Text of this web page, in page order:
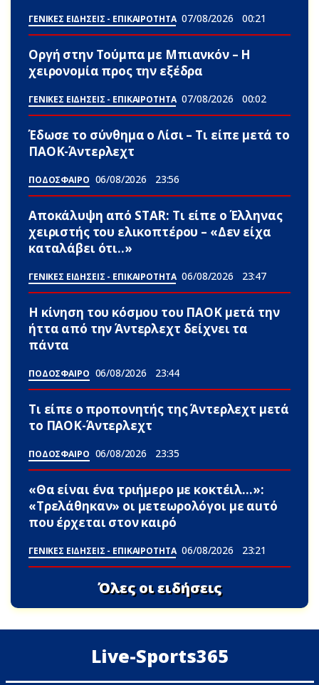
ΓΕΝΙΚΕΣ ΕΙΔΗΣΕΙΣ - ΕΠΙΚΑΙΡΟΤΗΤΑ 07/08/2026 00:21
Οργή στην Τούμπα με Μπιανκόν – Η
χειρονομία προς την εξέδρα
ΓΕΝΙΚΕΣ ΕΙΔΗΣΕΙΣ - ΕΠΙΚΑΙΡΟΤΗΤΑ 07/08/2026 00:02
Έδωσε το σύνθημα ο Λίσι – Τι είπε μετά το
ΠΑΟΚ-Άντερλεχτ
ΠΟΔΟΣΦΑΙΡΟ 06/08/2026 23:56
Αποκάλυψη από STAR: Τι είπε ο Έλληνας
χειριστής του ελικοπτέρου – «Δεν είχα
καταλάβει ότι..»
ΓΕΝΙΚΕΣ ΕΙΔΗΣΕΙΣ - ΕΠΙΚΑΙΡΟΤΗΤΑ 06/08/2026 23:47
Η κίνηση του κόσμου του ΠΑΟΚ μετά την
ήττα από την Άντερλεχτ δείχνει τα
πάντα
ΠΟΔΟΣΦΑΙΡΟ 06/08/2026 23:44
Τι είπε ο προπονητής της Άντερλεχτ μετά
το ΠΑΟΚ-Άντερλεχτ
ΠΟΔΟΣΦΑΙΡΟ 06/08/2026 23:35
«Θα είναι ένα τριήμερο με κοκτέιλ…»:
«Τρελάθηκαν» οι μετεωρολόγοι με αuτό
που έρχεται στον καιρό
ΓΕΝΙΚΕΣ ΕΙΔΗΣΕΙΣ - ΕΠΙΚΑΙΡΟΤΗΤΑ 06/08/2026 23:21
Όλες οι ειδήσεις
Live-Sports365